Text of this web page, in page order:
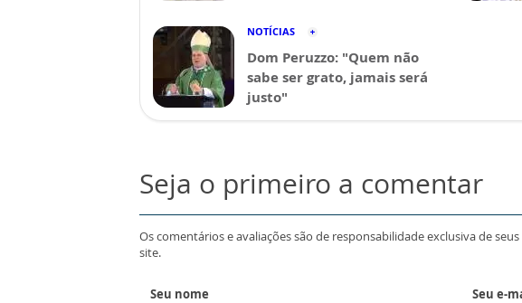
NOTÍCIAS
Dom Peruzzo: "Quem não
sabe ser grato, jamais será
justo"
Seja o primeiro a comentar
Os comentários e avaliações são de responsabilidade exclusiva de
site.
Seu nome Seu e-